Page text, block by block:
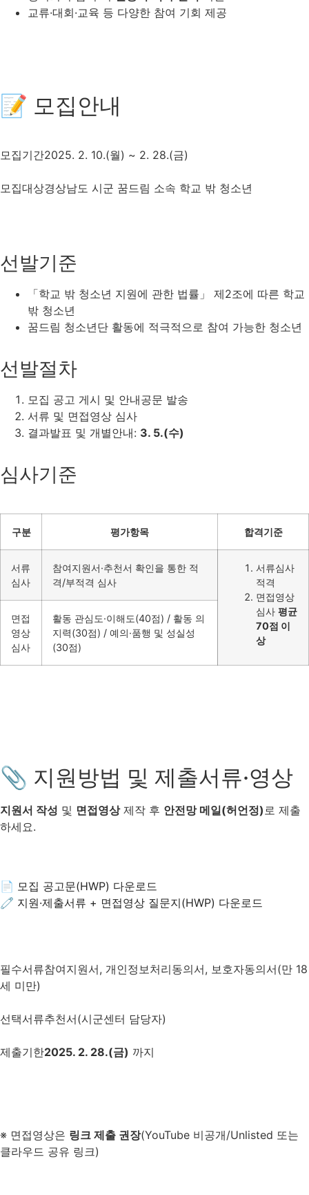
교류·대회·교육 등 다양한 참여 기회 제공
📝 모집안내
모집기간2025. 2. 10.(월) ~ 2. 28.(금)
모집대상경상남도 시군 꿈드림 소속 학교 밖 청소년
선발기준
「학교 밖 청소년 지원에 관한 법률」 제2조에 따른 학교
밖 청소년
꿈드림 청소년단 활동에 적극적으로 참여 가능한 청소년
선발절차
모집 공고 게시 및 안내공문 발송
서류 및 면접영상 심사
결과발표 및 개별안내: 3. 5.(수)
심사기준
구분 평가항목 합격기준
서류
심사
참여지원서·추천서 확인을 통한 적
격/부적격 심사
서류심사
적격
면접영상
심사 평균
70점 이
상
면접
영상
심사
활동 관심도·이해도(40점) / 활동 의
지력(30점) / 예의·품행 및 성실성
(30점)
📎 지원방법 및 제출서류·영상
지원서 작성 및 면접영상제작 후 안전망 메일(허언정) 로 제출
하세요.
📄 모집 공고문(HWP) 다운로드
🧷 지원·제출서류 + 면접영상 질문지(HWP) 다운로드
필수서류참여지원서, 개인정보처리동의서, 보호자동의서(만 18
세 미만)
선택서류추천서(시군센터 담당자)
제출기한2025. 2. 28.(금) 까지
※ 면접영상은 링크 제출 권장(YouTube 비공개/Unlisted 또는
클라우드 공유 링크)